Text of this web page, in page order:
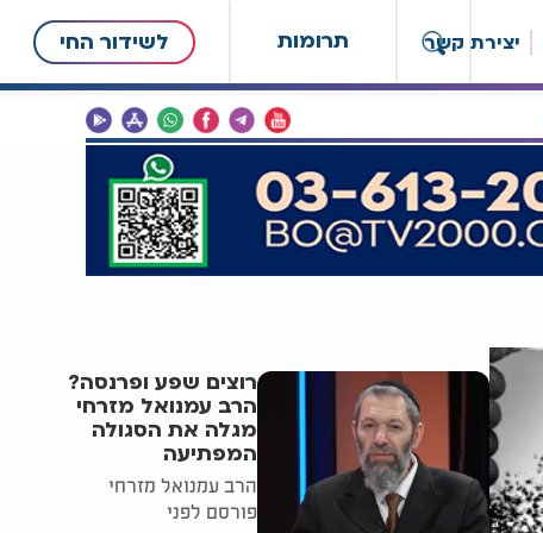
תרומות לשידור החי יצירת קשר
רוצים שפע ופרנסה?
הרב עמנואל מזרחי
מגלה את הסגולה
המפתיעה
הרב עמנואל מזרחי
פורסם לפני